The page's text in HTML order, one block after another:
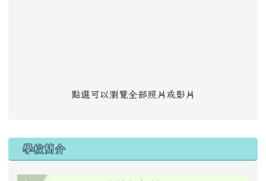
點選可以瀏覽全部照片或影片
學校簡介